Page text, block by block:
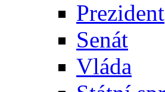
Prezident
Senát
Vláda